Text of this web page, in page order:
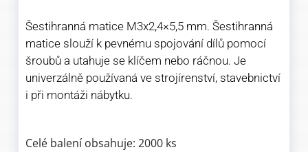
Šestihranná matice M3x2,4×5,5 mm. Šestihranná
matice slouží k pevnému spojování dílů pomocí
šroubů a utahuje se klíčem nebo ráčnou. Je
univerzálně používaná ve strojírenství, stavebnictví
i při montáži nábytku.
Celé balení obsahuje: 2000 ks